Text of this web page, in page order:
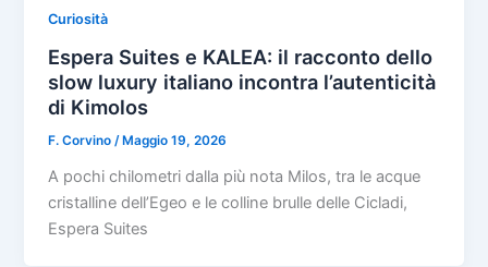
Curiosità
Espera Suites e KALEA: il racconto dello
slow luxury italiano incontra l’autenticità
di Kimolos
F. Corvino /Maggio 19, 2026
A pochi chilometri dalla più nota Milos, tra le acque
cristalline dell’Egeo e le colline brulle delle Cicladi,
Espera Suites